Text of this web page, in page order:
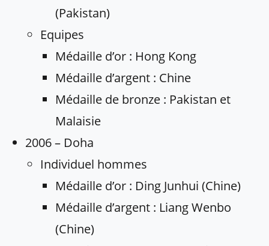
(Pakistan)
Equipes
Médaille d’or : Hong Kong
Médaille d’argent : Chine
Médaille de bronze : Pakistan et
Malaisie
2006 – Doha
Individuel hommes
Médaille d’or : Ding Junhui (Chine)
Médaille d’argent : Liang Wenbo
(Chine)